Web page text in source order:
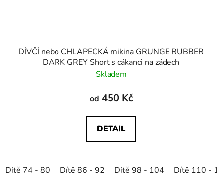
DÍVČÍ nebo CHLAPECKÁ mikina GRUNGE RUBBER
DARK GREY Short s cákanci na zádech
Skladem
od 450 Kč
DETAIL
Dítě 74 - 80 Dítě 86 - 92 Dítě 98 - 104 Dítě 110 -